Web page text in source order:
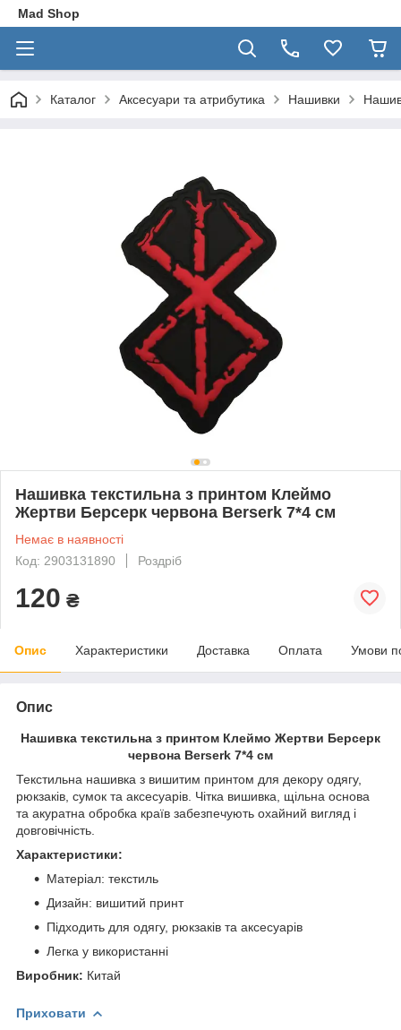
Mad Shop
Каталог Аксесуари та атрибутика Нашивки
Нашивка текстильна з принтом Клеймо
Жертви Берсерк червона Berserk 7*4 см
Немає в наявності
Код: 2903131890
Роздріб
120 ₴
Опис Характеристики Доставка Оплата Умови
Опис
Нашивка текстильна з принтом Клеймо Жертви Берсерк
червона Berserk 7*4 см
Текстильна нашивка з вишитим принтом для декору одягу,
рюкзаків, сумок та аксесуарів. Чітка вишивка, щільна основа
та акуратна обробка країв забезпечують охайний вигляд і
довговічність.
Характеристики:
Матеріал: текстиль
Дизайн: вишитий принт
Підходить для одягу, рюкзаків та аксесуарів
Легка у використанні
Виробник: Китай
Приховати